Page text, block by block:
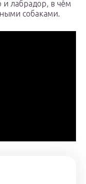
и лабрадор, в чём
собаками.